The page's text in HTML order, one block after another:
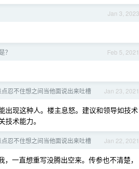
Jan 3, 2023
Feb 5, 2021
？
Jan 23, 2021
忍不住想之间当他面说出来吐槽
出现这种人。楼主息怒。建议和领导如技术
术能力。
Jan 22, 2021
忍不住想之间当他面说出来吐槽
一直想重写没腾出空来。传参也不清楚，